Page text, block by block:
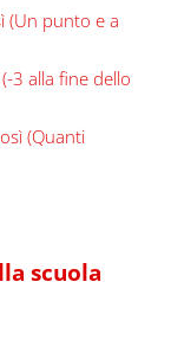
(Un punto e a
3 alla fine dello
(Quanti
scuola